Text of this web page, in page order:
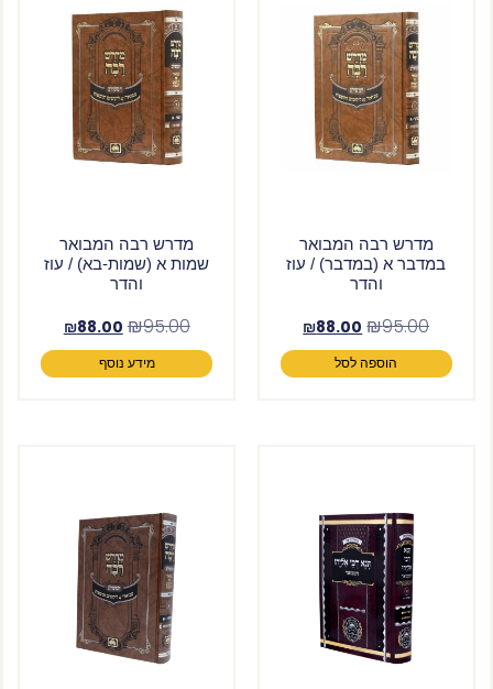
מדרש רבה המבואר
במדבר א (במדבר) / עוז
והדר
₪95.00
₪88.00
הוספה לסל
מדרש רבה המבואר
שמות א (שמות-בא) / עוז
והדר
₪95.00
₪88.00
מידע נוסף